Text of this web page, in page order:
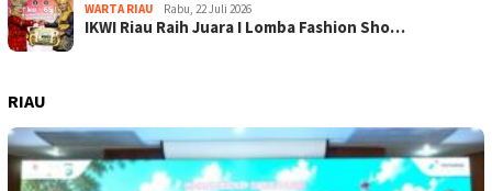
WARTA RIAU Rabu, 22 Juli 2026
IKWI Riau Raih Juara I Lomba Fashion Sho…
RIAU